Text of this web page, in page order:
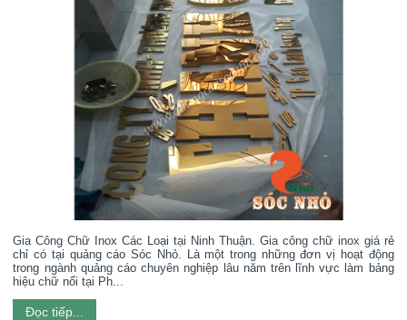
Gia Công Chữ Inox Các Loại tại Ninh Thuận. Gia công chữ inox giá rẻ
chỉ có tại quảng cáo Sóc Nhỏ. Là một trong những đơn vị hoạt động
trong ngành quảng cáo chuyên nghiệp lâu năm trên lĩnh vực làm bảng
hiệu chữ nổi tại Ph...
Đọc tiếp...